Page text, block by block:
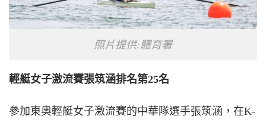
照片提供:體育署
輕艇女子激流賽張筑涵排名第25名
參加東奧輕艇女子激流賽的中華隊選手張筑涵，在K-